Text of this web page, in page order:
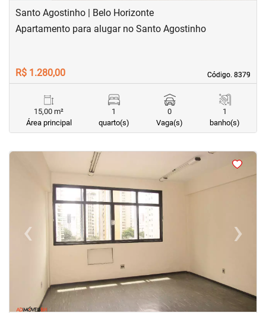
Santo Agostinho | Belo Horizonte
Código. 8379
Código. 8379
Apartamento para alugar no Santo Agostinho
R$ 1.280,00
15,00 m²
Área principal
1
quarto(s)
0
Vaga(s)
1
banho(s)
<
‹Previous ›Next